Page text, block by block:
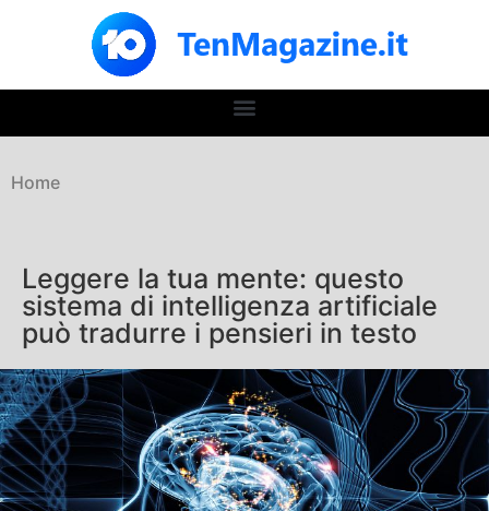
Home
Leggere la tua mente: questo
sistema di intelligenza artificiale
può tradurre i pensieri in testo